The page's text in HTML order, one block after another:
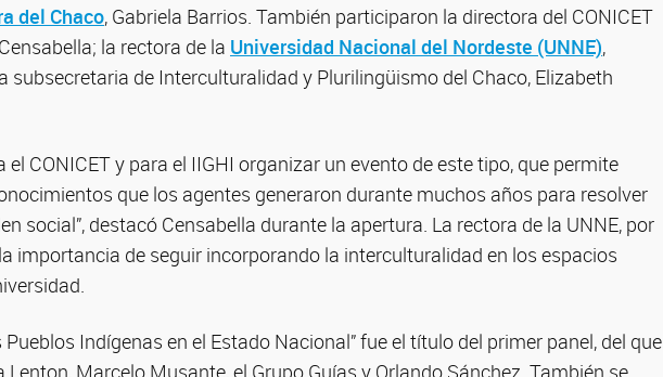
del Chaco, Gabriela Barrios. También participaron la directora del CONICET
la rectora de la Universidad Nacional del Nordeste (UNNE),
subsecretaria de Interculturalidad y Plurilingüismo del Chaco, Elizabeth
el CONICET y para el IIGHI organizar un evento de este tipo, que permite
que los agentes generaron durante muchos años para resolver
social”, destacó Censabella durante la apertura. La rectora de la UNNE, por
importancia de seguir incorporando la interculturalidad en los espacios
Pueblos Indígenas en el Estado Nacional” fue el título del primer panel, del que
Marcelo Musante, el Grupo Guías y Orlando Sánchez. También se